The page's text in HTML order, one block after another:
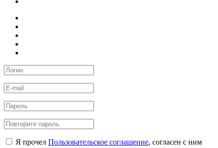
Я прочел Пользовательское соглашение, согласен с ним